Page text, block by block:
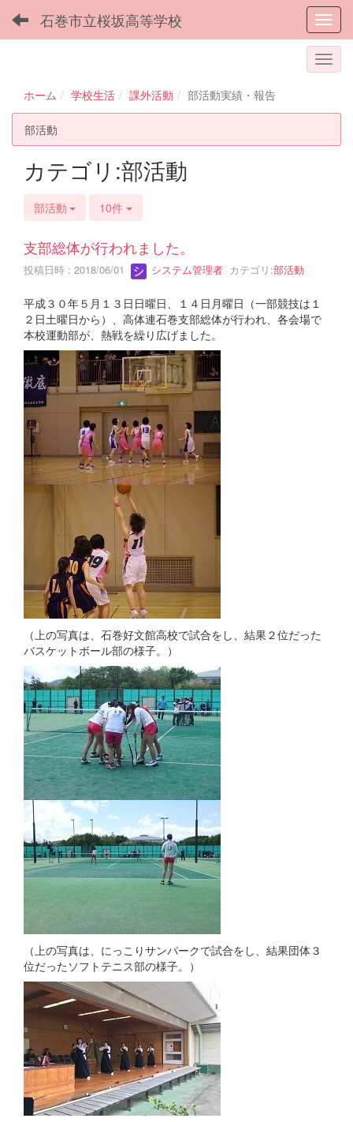
石巻市立桜坂高等学校
ホーム 学校生活 課外活動 部活動実績・報告
部活動
カテゴリ:部活動
部活動 10件
支部総体が行われました。
投稿日時 : 2018/06/01 システム管理者 カテゴリ:部活動
平成３０年５月１３日日曜日、１４日月曜日（一部競技は１
２日土曜日から）、高体連石巻支部総体が行われ、各会場で
本校運動部が、熱戦を繰り広げました。
（上の写真は、石巻好文館高校で試合をし、結果２位だった
バスケットボール部の様子。）
（上の写真は、にっこりサンパークで試合をし、結果団体３
位だったソフトテニス部の様子。）